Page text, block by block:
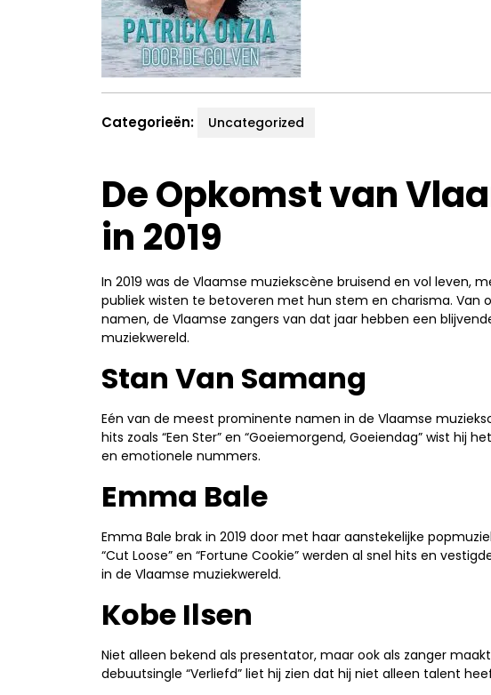
Categorieën: Uncategorized
De Opkomst van
in 2019
In 2019 was de Vlaamse muziekscène bruisend en vol leven,
publiek wisten te betoveren met hun stem en charisma.
namen, de Vlaamse zangers van dat jaar hebben een
muziekwereld.
Stan Van Samang
Eén van de meest prominente namen in de Vlaamse
hits zoals “Een Ster” en “Goeiemorgend, Goeiendag” wist hij
en emotionele nummers.
Emma Bale
Emma Bale brak in 2019 door met haar aanstekelijke
“Cut Loose” en “Fortune Cookie” werden al snel hits en
in de Vlaamse muziekwereld.
Kobe Ilsen
Niet alleen bekend als presentator, maar ook als zanger
debuutsingle “Verliefd” liet hij zien dat hij niet alleen talent